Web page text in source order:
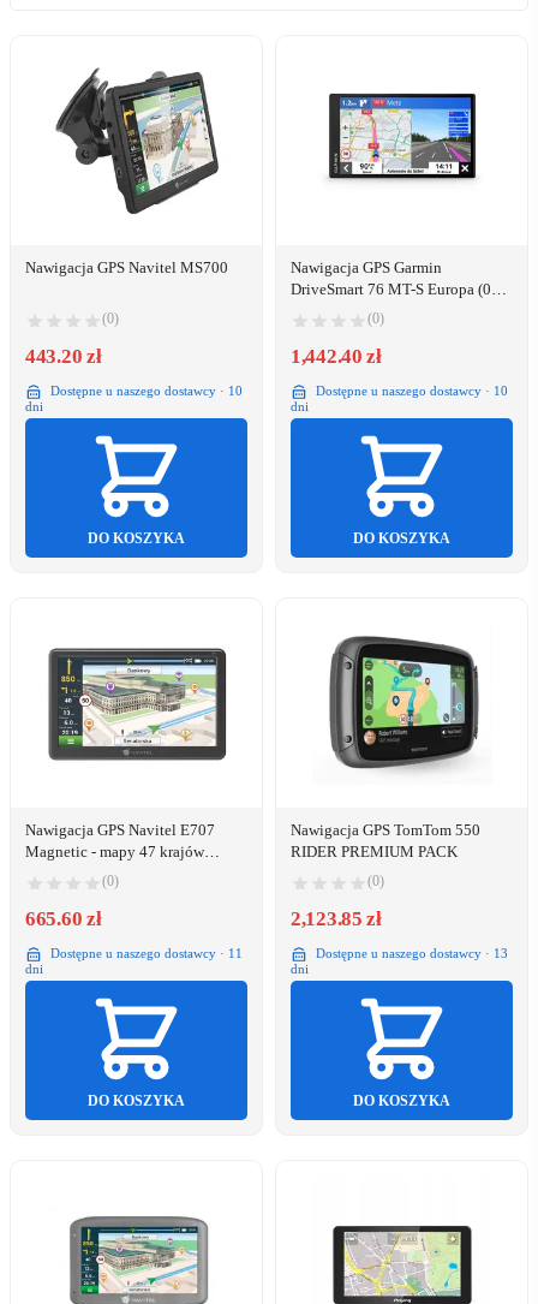
Nawigacja GPS Navitel MS700
(0)
443.20 zł
Dostępne u naszego dostawcy · 10
dni
DO KOSZYKA
Nawigacja GPS Garmin
DriveSmart 76 MT-S Europa (010-
(0)
1,442.40 zł
Dostępne u naszego dostawcy · 10
dni
DO KOSZYKA
Nawigacja GPS Navitel E707
Magnetic - mapy 47 krajów
(8594181741958)
(0)
665.60 zł
Dostępne u naszego dostawcy · 11
dni
DO KOSZYKA
Nawigacja GPS TomTom 550
RIDER PREMIUM PACK
(0)
2,123.85 zł
Dostępne u naszego dostawcy · 13
dni
DO KOSZYKA